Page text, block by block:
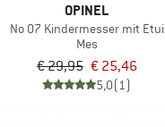
OPINEL
No 07 Kindermesser mit Etui
Mes
€ 29,95 € 25,46
5,0(1)